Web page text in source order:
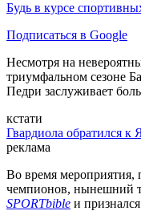
Будь в курсе
Подписаться в Google
Несмотря на
триумфальном сезоне
Педри заслуживает
кстати
Гвардиола обратился
реклама
Во время
чемпионов, нынешний
SPORTbible и